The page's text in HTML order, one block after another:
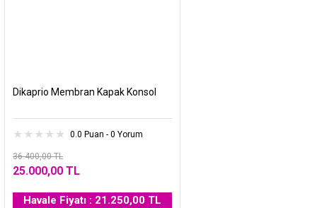
Dikaprio Membran Kapak Konsol
0.0 Puan - 0 Yorum
36.400,00 TL
25.000,00 TL
Havale Fiyatı : 21.250,00 TL